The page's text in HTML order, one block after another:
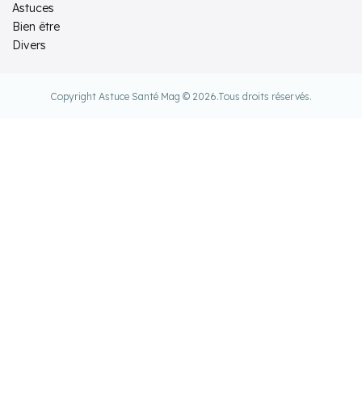
Astuces
Bien être
Divers
Copyright Astuce Santé Mag © 2026.Tous droits réservés.